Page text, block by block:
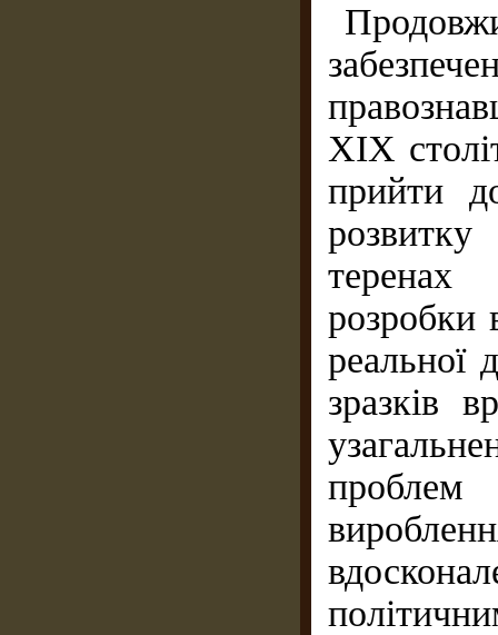
XIX
прийти
теренах
розробки
реальної
зразків